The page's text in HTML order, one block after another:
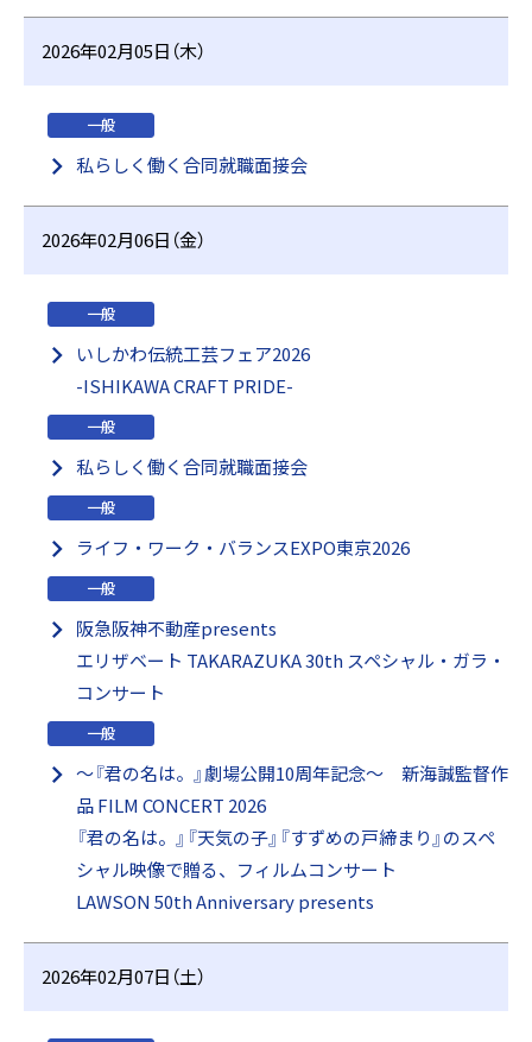
2026年02月05日（木）
一般
私らしく働く合同就職面接会
2026年02月06日（金）
一般
いしかわ伝統工芸フェア2026
-ISHIKAWA CRAFT PRIDE-
一般
私らしく働く合同就職面接会
一般
ライフ・ワーク・バランスEXPO東京2026
一般
阪急阪神不動産presents
エリザベート TAKARAZUKA 30th スペシャル・ガラ・
コンサート
一般
～『君の名は。』劇場公開10周年記念～ 新海誠監督作
品 FILM CONCERT 2026
『君の名は。』『天気の子』『すずめの戸締まり』のスペ
シャル映像で贈る、フィルムコンサート
LAWSON 50th Anniversary presents
2026年02月07日（土）